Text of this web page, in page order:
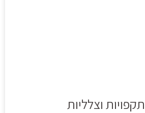
וצלליות